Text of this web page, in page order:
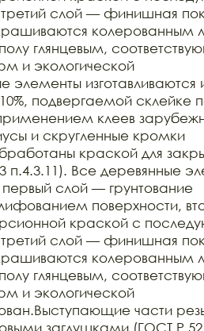
слой — финишная
колерованным
глянцевым,
и экологической
элементы изготавливаются
подвергаемой склейке
клеев
и скругленные кромки
краской для
п.4.3.11). Все деревянные
слой — грунтование
поверхности,
краской с
слой — финишная
колерованным
глянцевым,
и экологической
части
заглушками (ГОСТ Р